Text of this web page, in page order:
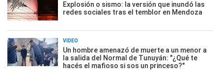
Explosión o sismo: la versión que inundó las
redes sociales tras el temblor en Mendoza
VIDEO
Un hombre amenazó de muerte a un menor a
la salida del Normal de Tunuyán: "¿Qué te
hacés el mafioso si sos un princeso?"